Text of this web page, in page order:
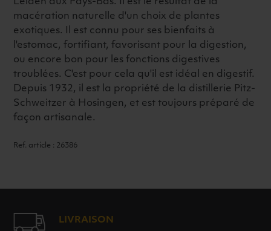
macération naturelle d'un choix de plantes
exotiques. Il est connu pour ses bienfaits à
l'estomac, fortifiant, favorisant pour la digestion,
ou encore bon pour les fonctions digestives
troublées. C'est pour cela qu'il est idéal en digestif.
Depuis 1932, il est la propriété de la distillerie Pitz-
Schweitzer à Hosingen, et est toujours préparé de
façon artisanale.
Ref. article : 26386
LIVRAISON